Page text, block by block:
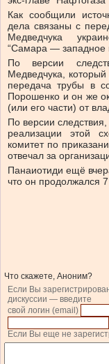
Как сообщили
дела связаны с
Медведчука
“Самара — западное
По версии
Медведчука,
передача трубы в
Порошенко и он же
(или его части) от
По версии
реализации этой
комитет по
отвечал за
Панаиотиди ещё
что он продолжался
Что скажете, Аноним?
Если Вы
дискуссии — введите
свой логин (email)
Если Вы еще не